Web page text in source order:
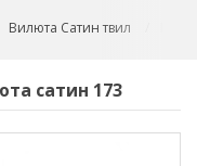
Вилюта Сатин твил
сатин 173